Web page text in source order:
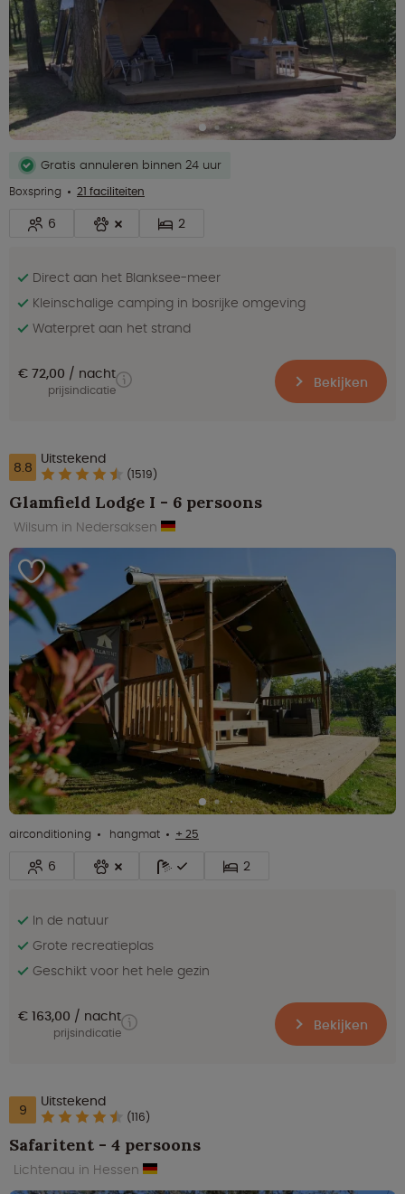
Gratis annuleren binnen 24 uur
Boxspring
21 faciliteiten
6 2
Direct aan het Blanksee-meer
Kleinschalige camping in bosrijke omgeving
Waterpret aan het strand
€ 72,00 nacht
prijsindicatie Bekijken
8.8 Uitstekend
(1519)
Glamfield Lodge I - 6 persoons
Wilsum in Nedersaksen
airconditioning hangmat + 25
6 2
In de natuur
Grote recreatieplas
Geschikt voor het hele gezin
€ 163,00 nacht
prijsindicatie Bekijken
9 Uitstekend
(116)
Safaritent - 4 persoons
Lichtenau in Hessen